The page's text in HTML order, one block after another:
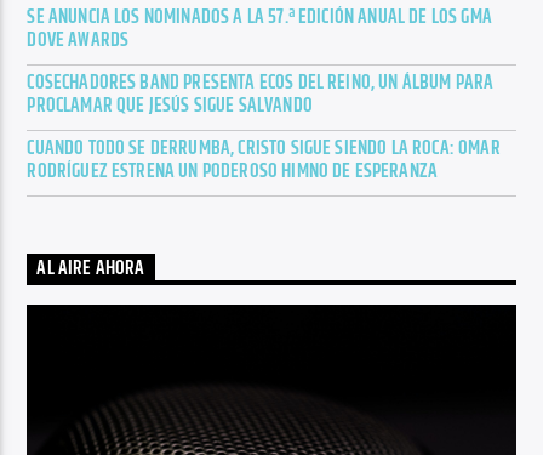
SE ANUNCIA LOS NOMINADOS A LA 57.ª EDICIÓN ANUAL DE LOS GMA
DOVE AWARDS
COSECHADORES BAND PRESENTA ECOS DEL REINO, UN ÁLBUM PARA
PROCLAMAR QUE JESÚS SIGUE SALVANDO
CUANDO TODO SE DERRUMBA, CRISTO SIGUE SIENDO LA ROCA: OMAR
RODRÍGUEZ ESTRENA UN PODEROSO HIMNO DE ESPERANZA
AL AIRE AHORA